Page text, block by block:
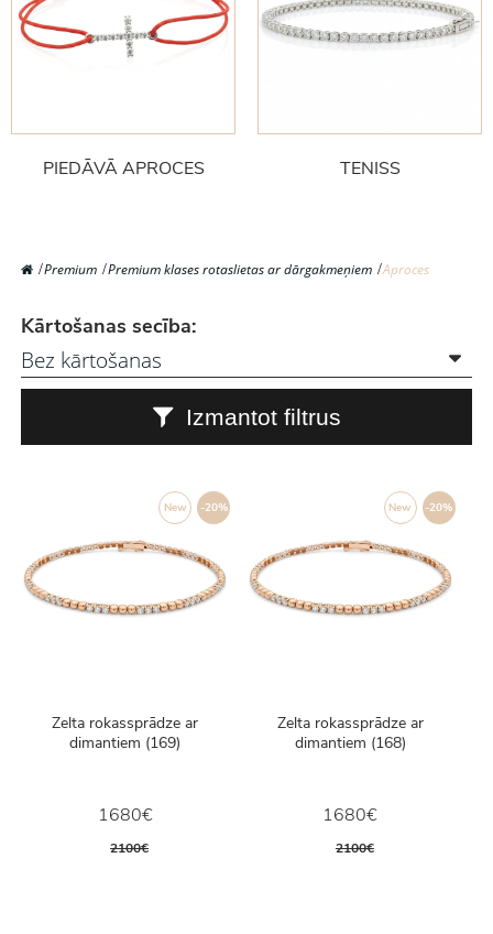
PIEDĀVĀ APROCES TENISS
Premium Premium klases rotaslietas ar dārgakmeņiem Aproces
Kārtošanas secība:
Izmantot filtrus
-20%
New
Zelta rokassprādze ar
dimantiem (169)
1680€
2100€
-20%
New
Zelta rokassprādze ar
dimantiem (168)
1680€
2100€